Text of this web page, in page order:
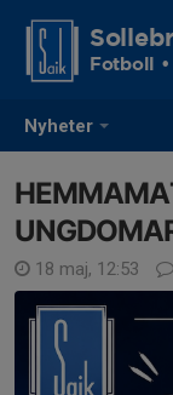
Nyheter
Fotboll
18 maj, 12:53